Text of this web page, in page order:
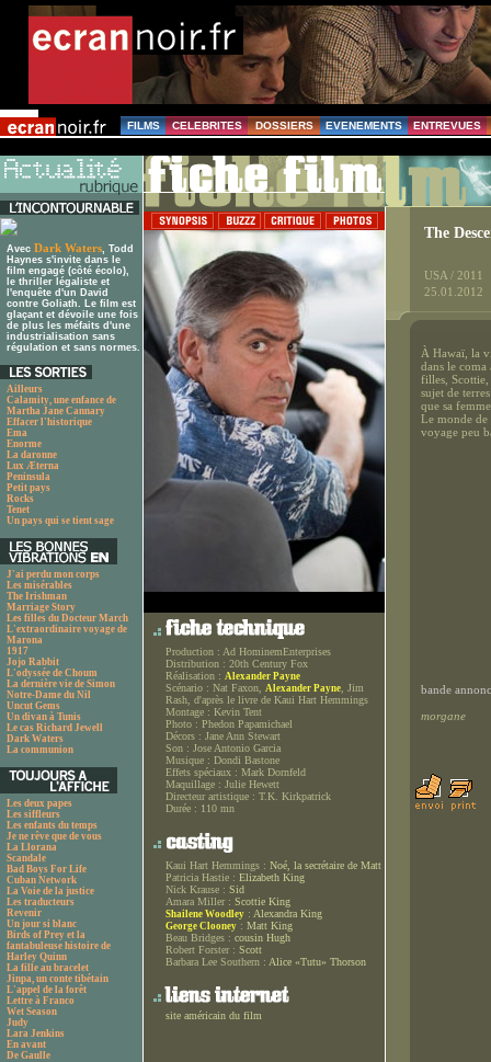
FILMS CELEBRITES DOSSIERS EVENEMENTS ENTREVUES
Avec Dark Waters, Todd
Haynes s'invite dans le
film engagé (côté écolo),
le thriller légaliste et
l'enquête d'un David
contre Goliath. Le film est
glaçant et dévoile une fois
de plus les méfaits d'une
industrialisation sans
régulation et sans normes.
Ailleurs
Calamity, une enfance de
Martha Jane Cannary
Effacer l'historique
Ema
Enorme
La daronne
Lux Æterna
Peninsula
Petit pays
Rocks
Tenet
Un pays qui se tient sage
J'ai perdu mon corps
Les misérables
The Irishman
Marriage Story
Les filles du Docteur March
L'extraordinaire voyage de
Marona
1917
Jojo Rabbit
L'odyssée de Choum
La dernière vie de Simon
Notre-Dame du Nil
Uncut Gems
Un divan à Tunis
Le cas Richard Jewell
Dark Waters
La communion
Les deux papes
Les siffleurs
Les enfants du temps
Je ne rêve que de vous
La Llorana
Scandale
Bad Boys For Life
Cuban Network
La Voie de la justice
Les traducteurs
Revenir
Un jour si blanc
Birds of Prey et la
fantabuleuse histoire de
Harley Quinn
La fille au bracelet
Jinpa, un conte tibétain
L'appel de la forêt
Lettre à Franco
Wet Season
Judy
Lara Jenkins
En avant
De Gaulle
Production : Ad HominemEnterprises
Distribution : 20th Century Fox
Réalisation : Alexander Payne
Scénario : Nat Faxon, Alexander Payne , Jim
Rash, d'après le livre de Kaui Hart Hemmings
Montage : Kevin Tent
Photo : Phedon Papamichael
Décors : Jane Ann Stewart
Son : Jose Antonio Garcia
Musique : Dondi Bastone
Effets spéciaux : Mark Dornfeld
Maquillage : Julie Hewett
Directeur artistique : T.K. Kirkpatrick
Durée : 110 mn
Kaui Hart Hemmings : Noé, la secrétaire de Matt
Patricia Hastie : Elizabeth King
Nick Krause : Sid
Amara Miller : Scottie King
Shailene Woodley : Alexandra King
George Clooney : Matt King
Beau Bridges : cousin Hugh
Robert Forster : Scott
Barbara Lee Southern : Alice «Tutu» Thorson
site américain du film
The
USA / 2011
25.01.2012
À Hawaï, la
dans le coma
filles, Scottie,
sujet de
que sa
Le monde de
voyage peu
bande
morgane